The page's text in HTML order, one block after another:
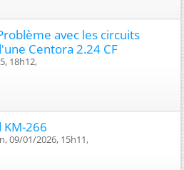
avec les circuits
Centora 2.24 CF
18h12,
KM-266
09/01/2026, 15h11,